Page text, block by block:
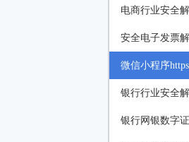
电商行业安全
安全电子发票
微信小程序
银行行业安全
银行网银数字